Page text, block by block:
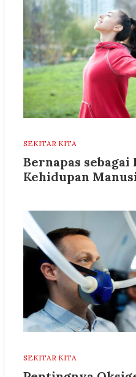
SEKITAR KITA
Bernapas sebagai
Kehidupan
SEKITAR KITA